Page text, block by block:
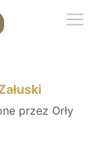
przez Orły